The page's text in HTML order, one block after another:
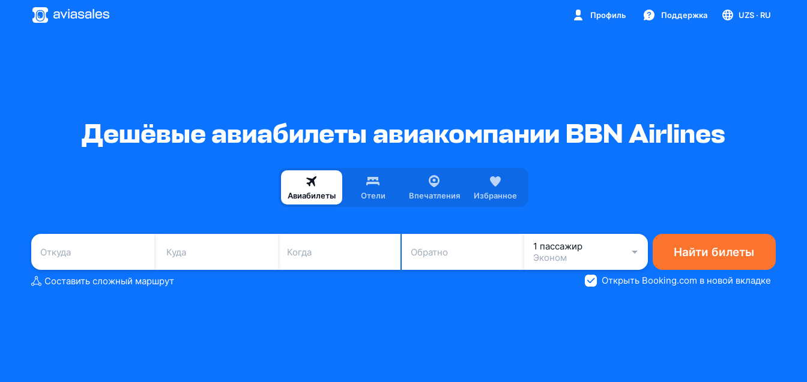
Профиль Поддержка UZS · RU
Дешёвые авиабилеты авиакомпании BBN Airlines
Авиабилеты Отели Впечатления Избранное
Когда Обратно
1 пассажир
Эконом
Найти билеты
Составить сложный маршрут Открыть Booking.com в новой вкладке